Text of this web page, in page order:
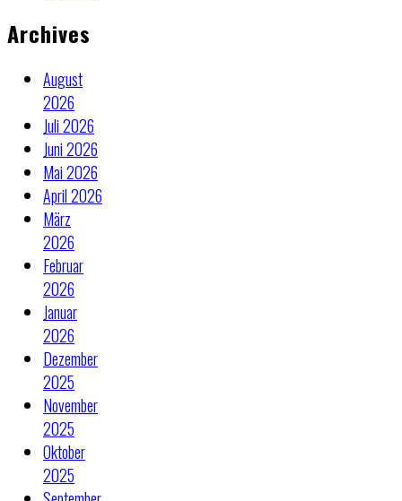
Archives
August
2026
Juli 2026
Juni 2026
Mai 2026
April 2026
März
2026
Februar
2026
Januar
2026
Dezember
2025
November
2025
Oktober
2025